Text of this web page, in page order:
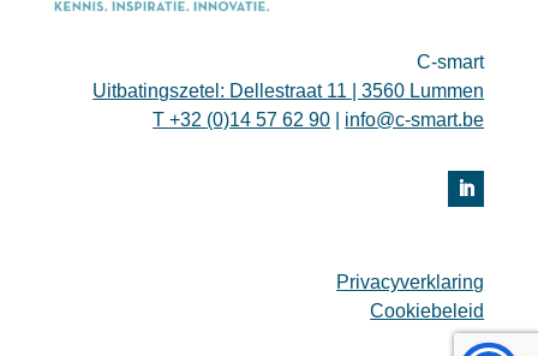
C-smart
Uitbatingszetel: Dellestraat 11 | 3560 Lummen
T +32 (0)14 57 62 90
info@c-smart.be
Privacyverklaring
Cookiebeleid